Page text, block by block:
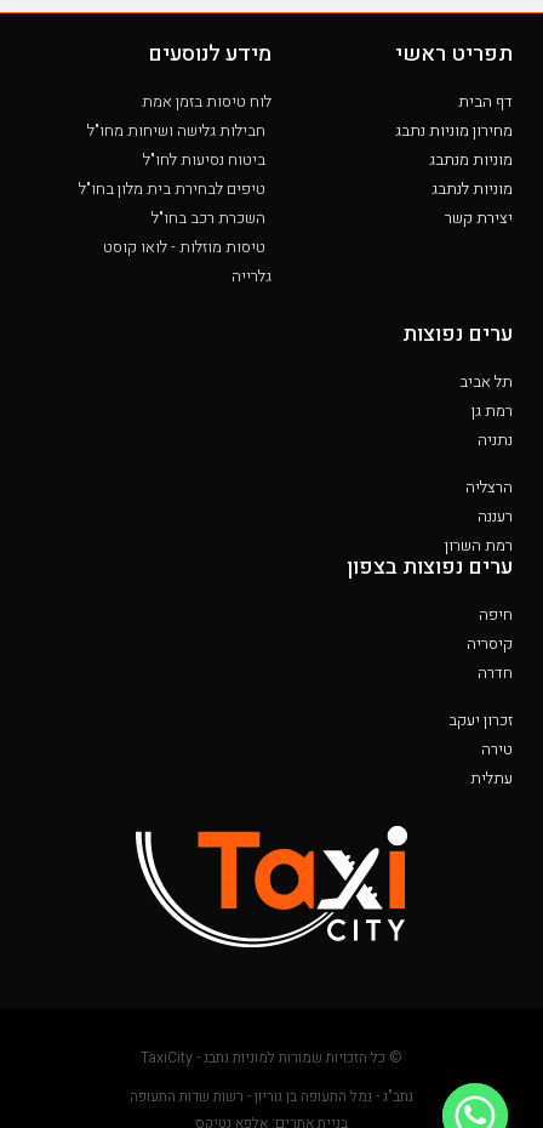
תפריט ראשי
דף הבית
מחירון מוניות נתבג
מוניות מנתבג
מוניות לנתבג
יצירת קשר
מידע לנוסעים
לוח טיסות בזמן אמת
חבילות גלישה ושיחות מחו"ל
ביטוח נסיעות לחו"ל
טיפים לבחירת בית מלון בחו"ל
השכרת רכב בחו"ל
טיסות מוזלות - לואו קוסט
גלרייה
ערים נפוצות
תל אביב
רמת גן
נתניה
הרצליה
רעננה
רמת השרון
ערים נפוצות בצפון
חיפה
קיסריה
חדרה
זכרון יעקב
טירה
עתלית
© כל הזכויות שמורות למוניות נתבג - TaxiCity
נתב"ג - נמל התעופה בן גוריון - רשות שדות התעופה
בניית אתרים: אלפא נטיקס